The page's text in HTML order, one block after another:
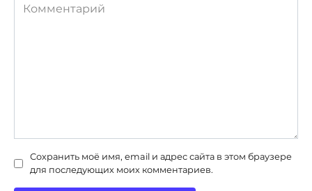
Комментарий
Сохранить моё имя, email и адрес сайта в этом браузере
для последующих моих комментариев.